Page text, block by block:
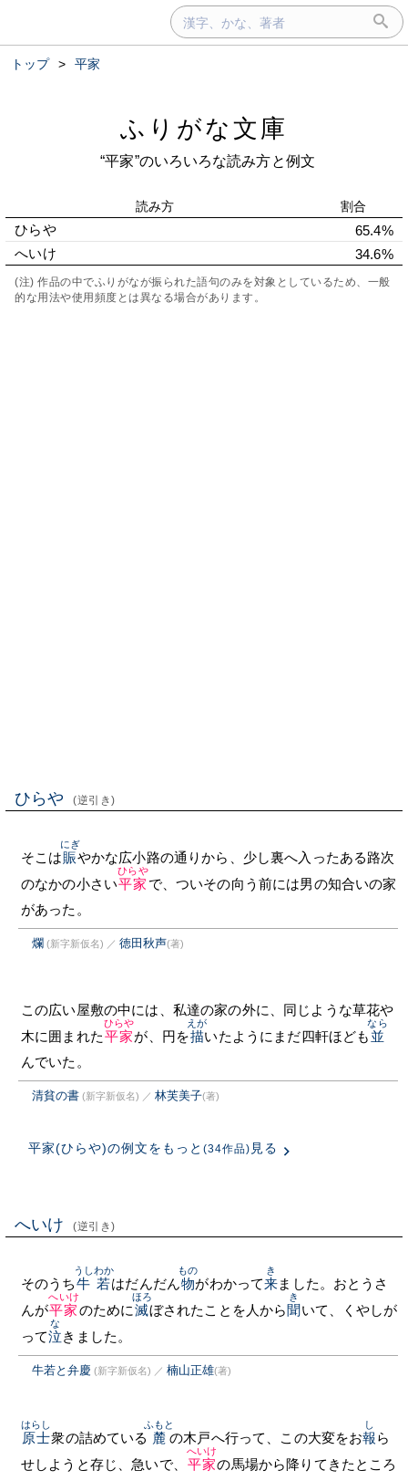
トップ > 平家
ふりがな文庫
“平家”のいろいろな読み方と例文
読み方 割合
ひらや
65.4%
へいけ
34.6%
(注) 作品の中でふりがなが振られた語句のみを対象としているため、一般
的な用法や使用頻度とは異なる場合があります。
ひらや (逆引き)
そこは賑
にぎ
やかな広小路の通りから、少し裏へ入ったある路次
のなかの小さい平家
ひらや
で、ついその向う前には男の知合いの家
があった。
爛 (新字新仮名) ／ 徳田秋声(著)
この広い屋敷の中には、私達の家の外に、同じような草花や
木に囲まれた平家
ひらや
が、円を描
えが
いたようにまだ四軒ほども 並
なら
んでいた。
清貧の書 (新字新仮名) ／ 林芙美子(著)
平家(ひらや)の例文をもっと (34作品) 見る
へいけ (逆引き)
そのうち牛若
うしわか
はだんだん物
もの
がわかって来
き
ました。おとうさ
んが平家
へいけ
のために滅
ほろ
ぼされたことを人から聞
き
いて、くやしが
って泣
な
きました。
牛若と弁慶 (新字新仮名) ／ 楠山正雄(著)
原士
はらし
衆の詰めている 麓
ふもと
の木戸へ行って、この大変をお報
し
ら
せしようと存じ、急いで、 平家
へいけ
の馬場から降りてきたところ